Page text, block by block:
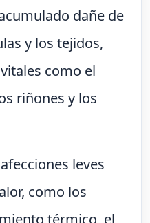
dañe de
y los tejidos,
como el
riñones y los
leves
como los